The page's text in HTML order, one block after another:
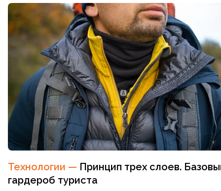
Технологии — Принцип трех слоев.
гардероб туриста